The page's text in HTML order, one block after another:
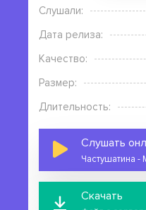
Слушали:
Дата релиза:
Качество:
Размер:
Длительность:
Слушать
Частушатина
Скачать